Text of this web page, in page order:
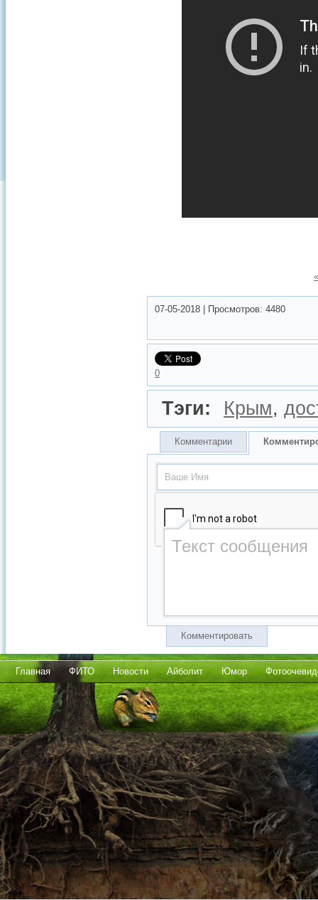
07-05-2018 Просмотров: 4480
0
Тэги: Крым,
Комментарии
Комментировать
Главная ФИТО Новости Айболит Юмор